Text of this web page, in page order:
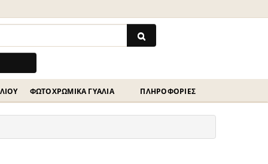
ΦΩΤΟΧΡΩΜΙΚΆ ΓΥΑΛΙΆ ΠΛΗΡΟΦΟΡΙΕΣ